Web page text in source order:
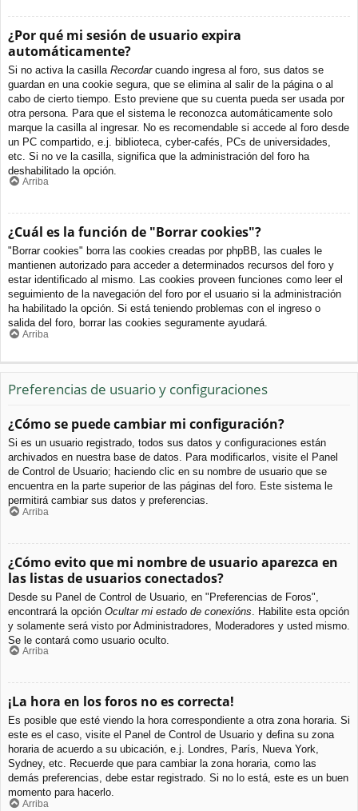
¿Por qué mi sesión de usuario expira
automáticamente?
Si no activa la casilla Recordarcuando ingresa al foro, sus datos se
guardan en una cookie segura, que se elimina al salir de la página o al
cabo de cierto tiempo. Esto previene que su cuenta pueda ser usada por
otra persona. Para que el sistema le reconozca automáticamente solo
marque la casilla al ingresar. No es recomendable si accede al foro desde
un PC compartido, e.j. biblioteca, cyber-cafés, PCs de universidades,
etc. Si no ve la casilla, significa que la administración del foro ha
deshabilitado la opción.
Arriba
¿Cuál es la función de "Borrar cookies"?
"Borrar cookies" borra las cookies creadas por phpBB, las cuales le
mantienen autorizado para acceder a determinados recursos del foro y
estar identificado al mismo. Las cookies proveen funciones como leer el
seguimiento de la navegación del foro por el usuario si la administración
ha habilitado la opción. Si está teniendo problemas con el ingreso o
salida del foro, borrar las cookies seguramente ayudará.
Arriba
Preferencias de usuario y configuraciones
¿Cómo se puede cambiar mi configuración?
Si es un usuario registrado, todos sus datos y configuraciones están
archivados en nuestra base de datos. Para modificarlos, visite el Panel
de Control de Usuario; haciendo clic en su nombre de usuario que se
encuentra en la parte superior de las páginas del foro. Este sistema le
permitirá cambiar sus datos y preferencias.
Arriba
¿Cómo evito que mi nombre de usuario aparezca en
las listas de usuarios conectados?
Desde su Panel de Control de Usuario, en "Preferencias de Foros",
encontrará la opción Ocultar mi estado de conexións . Habilite esta opción
y solamente será visto por Administradores, Moderadores y usted mismo.
Se le contará como usuario oculto.
Arriba
¡La hora en los foros no es correcta!
Es posible que esté viendo la hora correspondiente a otra zona horaria. Si
este es el caso, visite el Panel de Control de Usuario y defina su zona
horaria de acuerdo a su ubicación, e.j. Londres, París, Nueva York,
Sydney, etc. Recuerde que para cambiar la zona horaria, como las
demás preferencias, debe estar registrado. Si no lo está, este es un buen
momento para hacerlo.
Arriba